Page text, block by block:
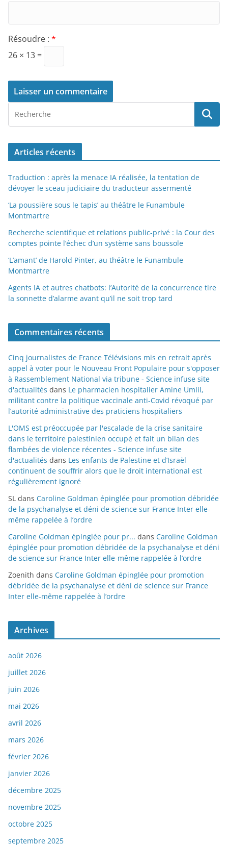
Résoudre : *
26 × 13 =
Articles récents
Traduction : après la menace IA réalisée, la tentation de
dévoyer le sceau judiciaire du traducteur assermenté
‘La poussière sous le tapis’ au théâtre le Funambule
Montmartre
Recherche scientifique et relations public-privé : la Cour des
comptes pointe l’échec d’un système sans boussole
‘L’amant’ de Harold Pinter, au théâtre le Funambule
Montmartre
Agents IA et autres chatbots: l’Autorité de la concurrence tire
la sonnette d’alarme avant qu’il ne soit trop tard
Commentaires récents
Cinq journalistes de France Télévisions mis en retrait après
appel à voter pour le Nouveau Front Populaire pour s'opposer
à Rassemblement National via tribune - Science infuse site
d'actualités dans Le pharmacien hospitalier Amine Umlil,
militant contre la politique vaccinale anti-Covid révoqué par
l’autorité administrative des praticiens hospitaliers
L'OMS est préoccupée par l'escalade de la crise sanitaire
dans le territoire palestinien occupé et fait un bilan des
flambées de violence récentes - Science infuse site
d'actualités dans Les enfants de Palestine et d’Israël
continuent de souffrir alors que le droit international est
régulièrement ignoré
SL dans Caroline Goldman épinglée pour promotion débridée
de la psychanalyse et déni de science sur France Inter elle-
même rappelée à l’ordre
Caroline Goldman épinglée pour pr... dans Caroline Goldman
épinglée pour promotion débridée de la psychanalyse et déni
de science sur France Inter elle-même rappelée à l’ordre
Zoenith dans Caroline Goldman épinglée pour promotion
débridée de la psychanalyse et déni de science sur France
Inter elle-même rappelée à l’ordre
Archives
août 2026
juillet 2026
juin 2026
mai 2026
avril 2026
mars 2026
février 2026
janvier 2026
décembre 2025
novembre 2025
octobre 2025
septembre 2025